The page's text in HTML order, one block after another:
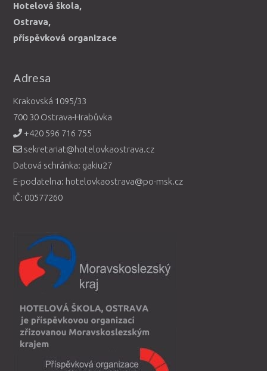
Hotelová škola,
Ostrava,
příspěvková organizace
Adresa
Krakovská 1095/33
700 30 Ostrava-Hrabůvka
+420 596 716 755
sekretariat@hotelovkaostrava.cz
Datová schránka: gakiu27
E-podatelna: hotelovkaostrava@po-msk.cz
IČ: 00577260